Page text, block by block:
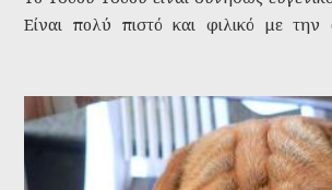
Είναι πολύ πιστό και φιλικό με την
συγκρατημένο με τους ξένους.
μέλος της οικογένειας.